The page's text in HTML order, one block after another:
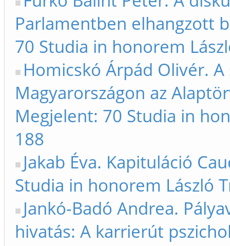
Parlamentben elhangzott
70 Studia in honorem
Homicskó Árpád Olivér.
Magyarországon az
Megjelent: 70 Studia in
188
Jakab Éva. Kapituláció
Studia in honorem László
Jankó-Badó Andrea.
hivatás: A karrierút